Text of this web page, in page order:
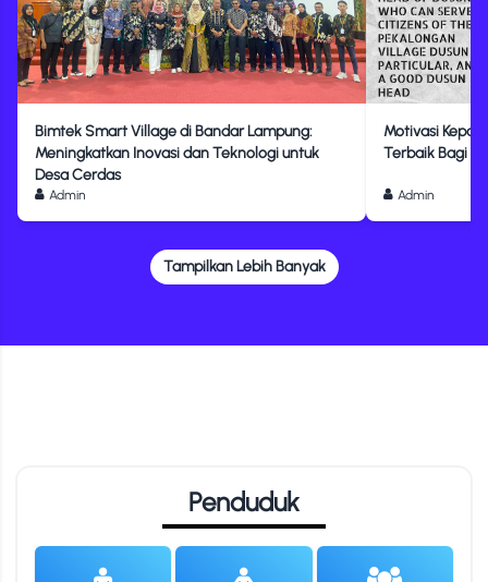
Bimtek Smart Village di Bandar Lampung:
Meningkatkan Inovasi dan Teknologi untuk
Desa Cerdas
Admin
Motivasi
Terbaik Bagi
Admin
Tampilkan Lebih Banyak
Penduduk